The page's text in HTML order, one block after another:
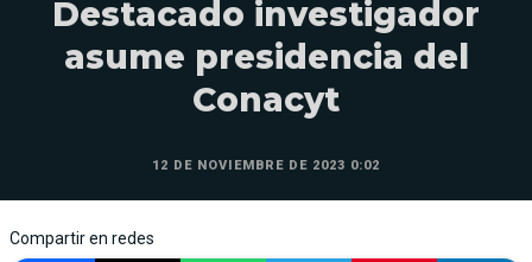
Destacado investigador
asume presidencia del
Conacyt
12 DE NOVIEMBRE DE 2023 0:02
Compartir en redes